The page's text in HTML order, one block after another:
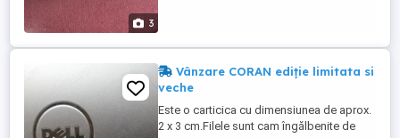
3
Vânzare CORAN ediție limitata si
veche
Este o carticica cu dimensiunea de aprox.
2 x 3 cm.Filele sunt cam îngălbenite de